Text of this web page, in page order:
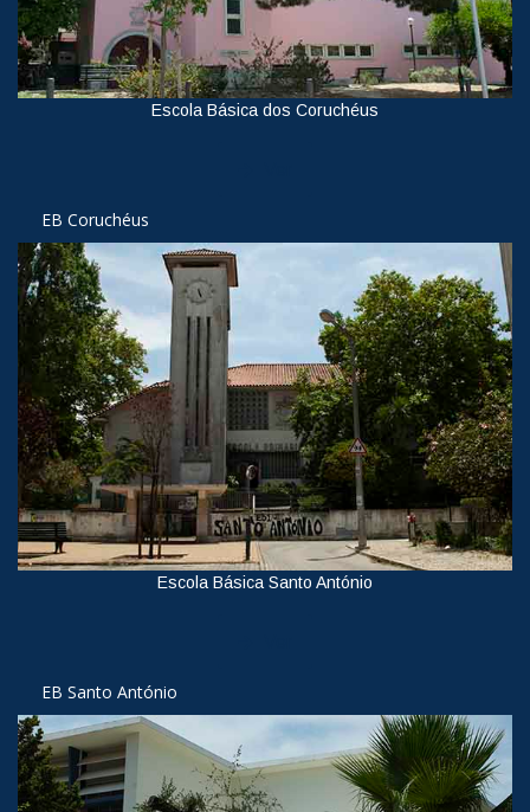
Escola Básica dos Coruchéus
EB Coruchéus
Escola Básica Santo António
EB Santo António